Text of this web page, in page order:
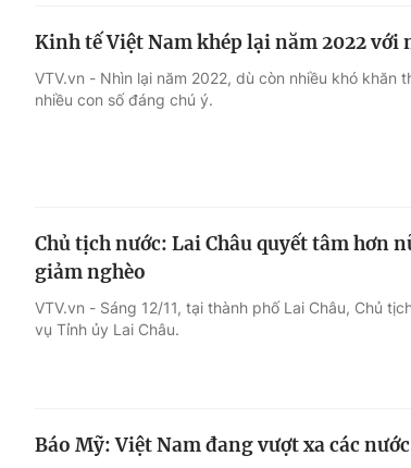
Kinh tế Việt Nam khép lại năm 2022 với
VTV.vn - Nhìn lại năm 2022, dù còn nhiều khó
nhiều con số đáng chú ý.
Chủ tịch nước: Lai Châu quyết tâm hơn
giảm nghèo
VTV.vn - Sáng 12/11, tại thành phố Lai Châu, Chủ
vụ Tỉnh ủy Lai Châu.
Báo Mỹ: Việt Nam đang vượt xa các